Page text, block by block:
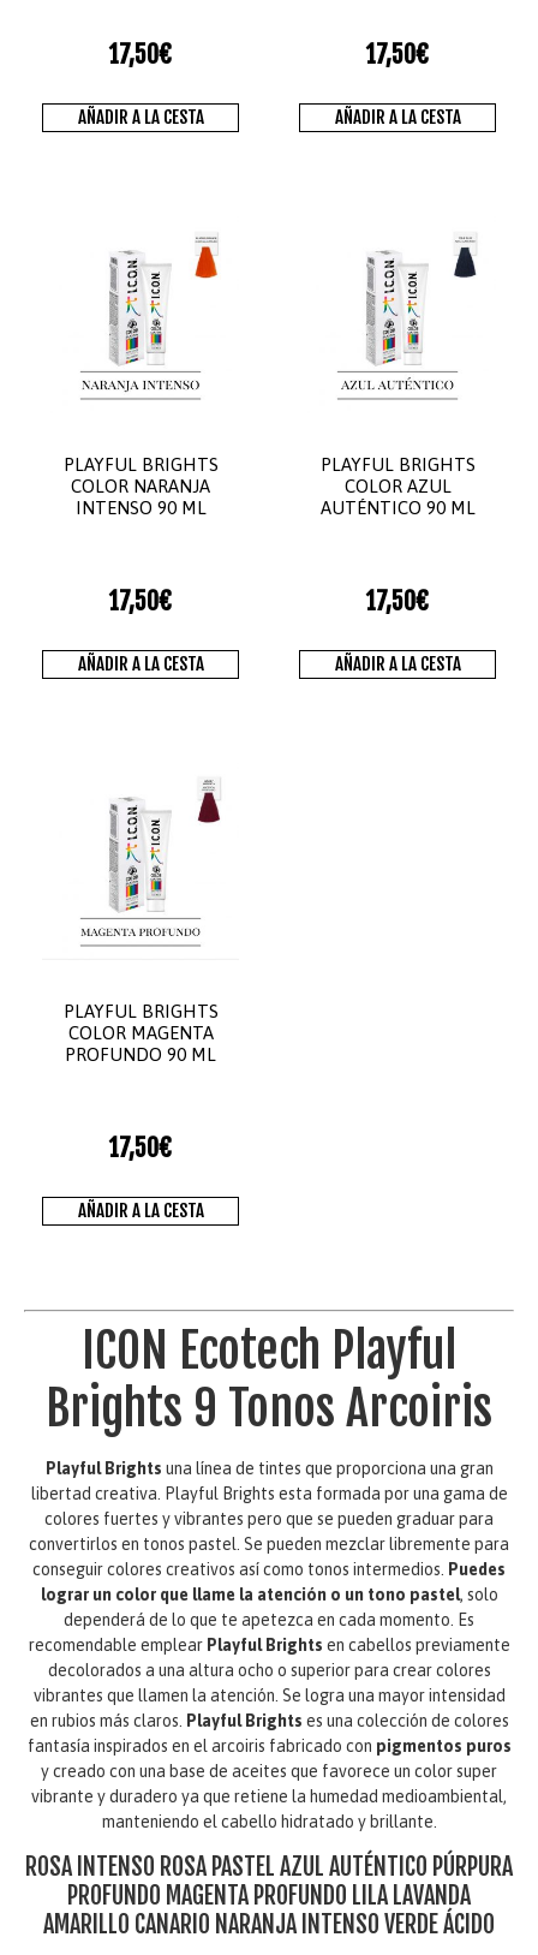
17,50€
AÑADIR A LA CESTA
17,50€
AÑADIR A LA CESTA
PLAYFUL BRIGHTS
COLOR NARANJA
INTENSO 90 ML
17,50€
AÑADIR A LA CESTA
PLAYFUL BRIGHTS
COLOR AZUL
AUTÉNTICO 90 ML
17,50€
AÑADIR A LA CESTA
PLAYFUL BRIGHTS
COLOR MAGENTA
PROFUNDO 90 ML
17,50€
AÑADIR A LA CESTA
ICON Ecotech Playful
Brights 9 Tonos Arcoiris
Playful Brights una línea de tintes que proporciona una gran
libertad creativa. Playful Brights esta formada por una gama de
colores fuertes y vibrantes pero que se pueden graduar para
convertirlos en tonos pastel. Se pueden mezclar libremente para
conseguir colores creativos así como tonos intermedios. Puedes
lograr un color que llame la atención o un tono pastel, solo
dependerá de lo que te apetezca en cada momento. Es
recomendable emplear Playful Brights en cabellos previamente
decolorados a una altura ocho o superior para crear colores
vibrantes que llamen la atención. Se logra una mayor intensidad
en rubios más claros. Playful Brights es una colección de colores
fantasía inspirados en el arcoiris fabricado con pigmentos puros
y creado con una base de aceites que favorece un color super
vibrante y duradero ya que retiene la humedad medioambiental,
manteniendo el cabello hidratado y brillante.
ROSA INTENSO ROSA PASTEL AZUL AUTÉNTICO PÚRPURA
PROFUNDO MAGENTA PROFUNDO LILA LAVANDA
AMARILLO CANARIO NARANJA INTENSO VERDE ÁCIDO